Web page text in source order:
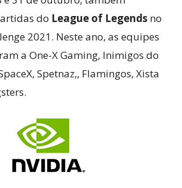
do League of Legends no
2021. Neste ano, as equipes
a One-X Gaming, Inimigos do
Spetnaz,, Flamingos, Xista